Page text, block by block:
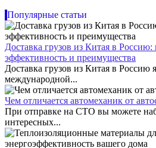
Популярные статьи
Доставка грузов из Китая в Россию:
эффективность и преимущества
Доставка грузов из Китая в Россию
международной...
Чем отличается автомеханик от
При отправке на СТО вы можете
интересных...